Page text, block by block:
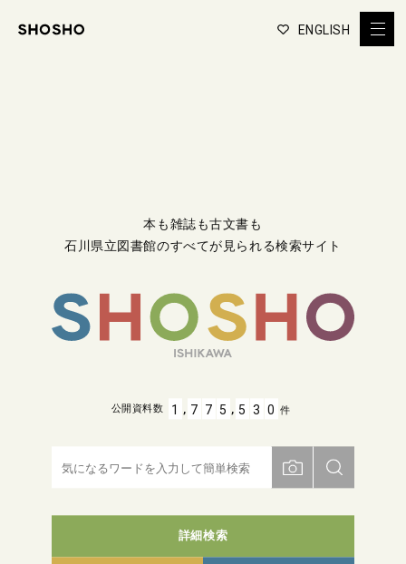
ENGLISH
本も雑誌も古文書も
石川県立図書館のすべてが見られる検索サイト
詳細検索
公開資料数 1 , 7 7 5 , 5 3 0 件